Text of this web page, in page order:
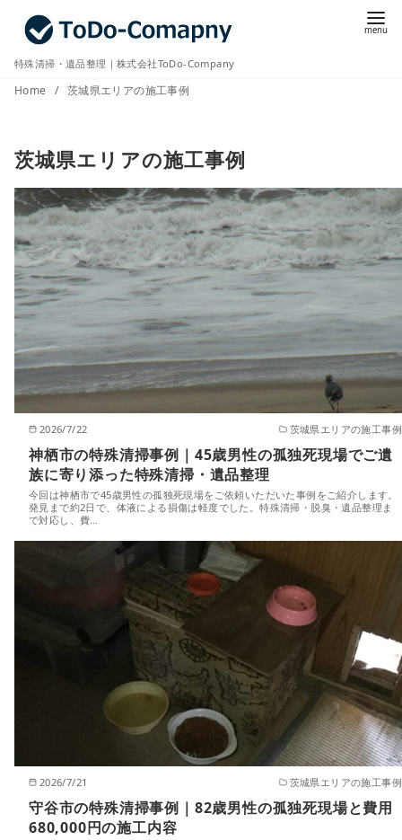
特殊清掃・遺品整理｜株式会社ToDo-Company
Home 茨城県エリアの施工事例
茨城県エリアの施工事例
2026/7/22 茨城県エリアの施工事例
神栖市の特殊清掃事例｜45歳男性の孤独死現場でご遺
族に寄り添った特殊清掃・遺品整理
今回は神栖市で45歳男性の孤独死現場をご依頼いただいた事例をご紹介します。
発見まで約2日で、体液による損傷は軽度でした。特殊清掃・脱臭・遺品整理ま
で対応し、費…
2026/7/21 茨城県エリアの施工事例
守谷市の特殊清掃事例｜82歳男性の孤独死現場と費用
680,000円の施工内容